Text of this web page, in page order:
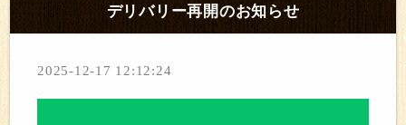
デリバリー再開のお知らせ
2025-12-17 12:12:24